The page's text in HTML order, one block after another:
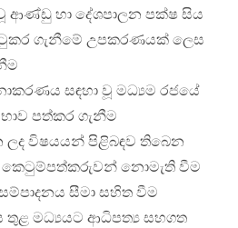
ආණ්ඩු හා දේශපාලන පක්ෂ සිය
ගැනීමේ උපකරණයක් ලෙස
සඳහා වූ මධ්‍යම රජයේ
පත්කර ගැනීම
ලද විෂයයන් පිළිබඳව තිබෙන
කෙටුම්පත්කරුවන් නොමැති වීම
සීමා සහිත වීම
තුළ මධ්‍යයට ආධිපත්‍ය සහගත